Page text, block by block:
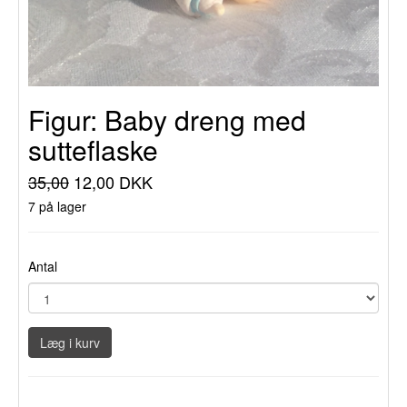
Figur: Baby dreng med
sutteflaske
35,00 12,00 DKK
7 på lager
Antal
Læg i kurv